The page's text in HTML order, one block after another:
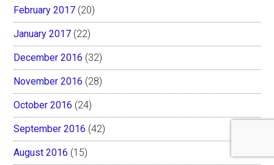
February 2017 (20)
January 2017 (22)
December 2016 (32)
November 2016 (28)
October 2016 (24)
September 2016 (42)
August 2016 (15)